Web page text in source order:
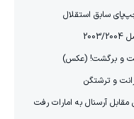
سابق استقلال
و برگشت! (عکس)
و ترشتگن
مقابل آرسنال به امارات رفت